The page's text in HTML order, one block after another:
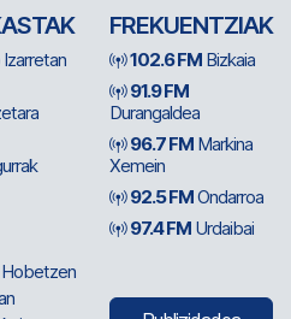
Hobetzen
FREKUENTZIAK
102.6 FM Bizkaia
91.9 FM
Durangaldea
96.7 FM Markina
Xemein
92.5 FMOndarroa
97.4 FM Urdaibai